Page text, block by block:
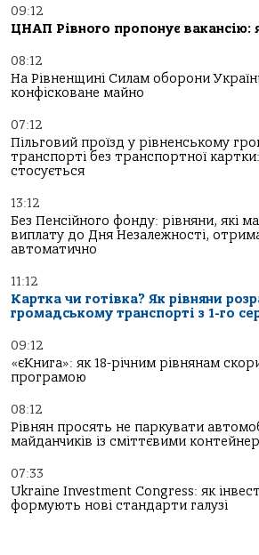
09:12
ЦНАП Рівного пропонує вакансію:
08:12
На Рівненщині Силам оборони
конфісковане майно
07:12
Пільговий проїзд у рівненському
транспорті без транспортної
стосується
13:12
Без Пенсійного фонду: рівняни, які
виплату до Дня Незалежності,
автоматично
11:12
Картка чи готівка? Як рівняни
громадському транспорті з 1-го
09:12
«єКнига»: як 18-річним рівнянам
програмою
08:12
Рівнян просять не паркувати
майданчиків із сміттєвими
07:33
Ukraine Investment Congress: як
формують нові стандарти галузі